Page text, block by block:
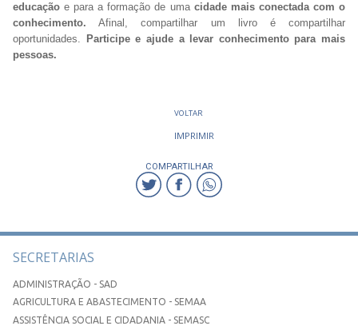
educaçãoe para a formação de uma cidade mais conectada com o
conhecimento. Afinal, compartilhar um livro é compartilhar
oportunidades. Participe e ajude a levar conhecimento para mais
pessoas.
VOLTAR
IMPRIMIR
COMPARTILHAR
SECRETARIAS
ADMINISTRAÇÃO - SAD
AGRICULTURA E ABASTECIMENTO - SEMAA
ASSISTÊNCIA SOCIAL E CIDADANIA - SEMASC